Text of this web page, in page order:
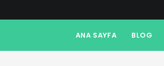
ANA SAYFA BLOG